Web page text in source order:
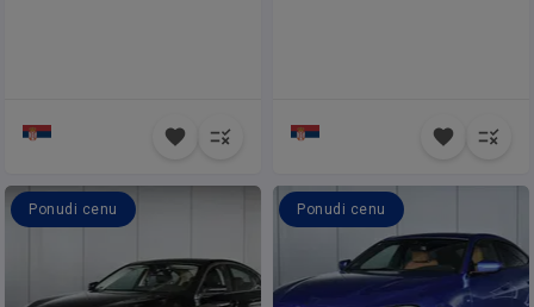
Ponudi cenu Ponudi cenu